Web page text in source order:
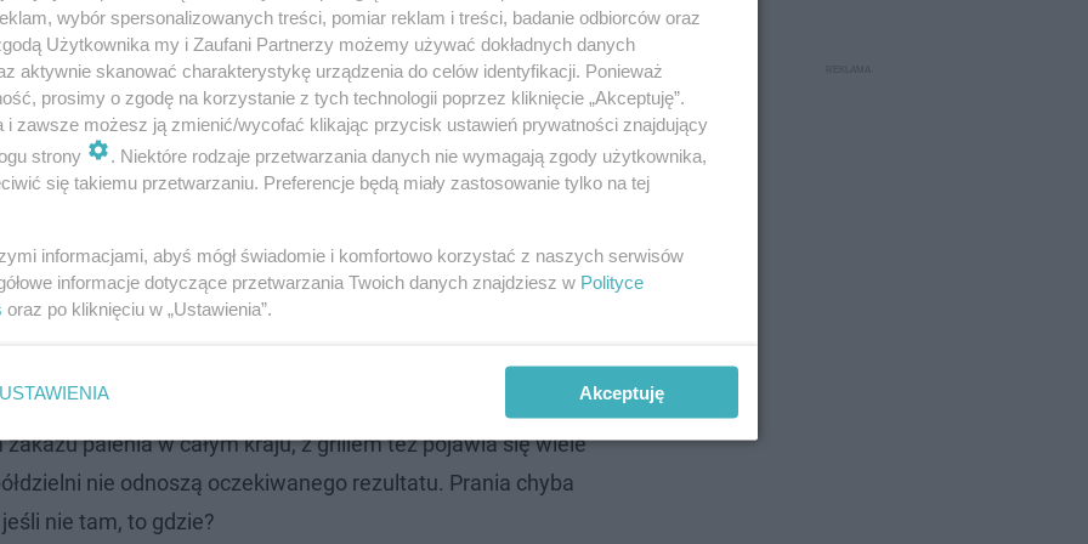
a głos w tej sprawie zabierał chociażby Robert Raczyński,
"Docelowo będziemy zmuszać do zdejmowania gaci z
XXI wieku w mieście".
coraz tańsze [AKTUALNE CENY]
że należy do nas, nie do końca jest już wyłącznie naszą
palenia w całym kraju, z grillem też pojawia się wiele
nie odnoszą oczekiwanego rezultatu. Prania chyba
nie tam, to gdzie?
wybór spersonalizowanych treści, pomiar reklam i treści, badanie odbiorców oraz
Użytkownika my i Zaufani Partnerzy możemy używać dokładnych danych
aktywnie skanować charakterystykę urządzenia do celów identyfikacji. Ponieważ
prosimy o zgodę na korzystanie z tych technologii poprzez kliknięcie „Akceptuję”.
i zawsze możesz ją zmienić/wycofać klikając przycisk ustawień prywatności znajdujący
strony
. Niektóre rodzaje przetwarzania danych nie wymagają zgody użytkownika,
się takiemu przetwarzaniu. Preferencje będą miały zastosowanie tylko na tej
informacjami, abyś mógł świadomie i komfortowo korzystać z naszych serwisów
informacje dotyczące przetwarzania Twoich danych znajdziesz w Polityce
oraz po kliknięciu w „Ustawienia”.
USTAWIENIA Akceptuję